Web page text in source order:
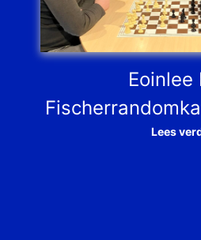
Eoinlee
Lees